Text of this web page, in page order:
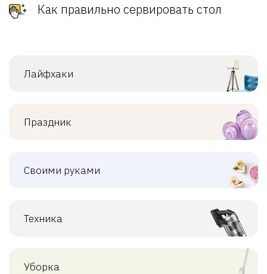
Как правильно сервировать стол
Лайфхаки
Праздник
Своими руками
Техника
Уборка